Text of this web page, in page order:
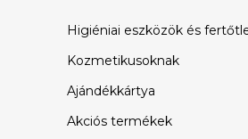
Higiéniai eszközök és
Kozmetikusoknak
Ajándékkártya
Akciós termékek